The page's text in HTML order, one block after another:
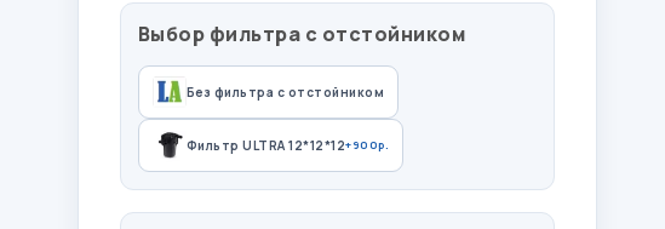
Выбор фильтра с отстойником
Без фильтра с отстойником
Фильтр ULTRA 12*12*12+900р.